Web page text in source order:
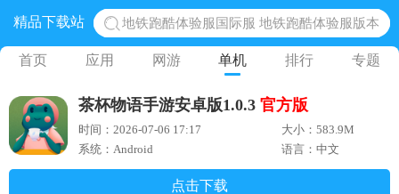
精品下载站
地铁跑酷体验服国际服 地铁跑酷体验服版本
网易光遇手游正版 点亮星空共庆周年
黎明觉醒生机腾讯正版 黎明觉醒生机国际服
蛋仔派对下载 蛋仔派对体验服
奥特曼王者传奇 正版奥特曼游戏
首页 应用 网游 单机 排行 专题
茶杯物语手游安卓版1.0.3 官方版
时间：2026-07-06 17:17
大小：583.9M
系统：Android
语言：中文
点击下载